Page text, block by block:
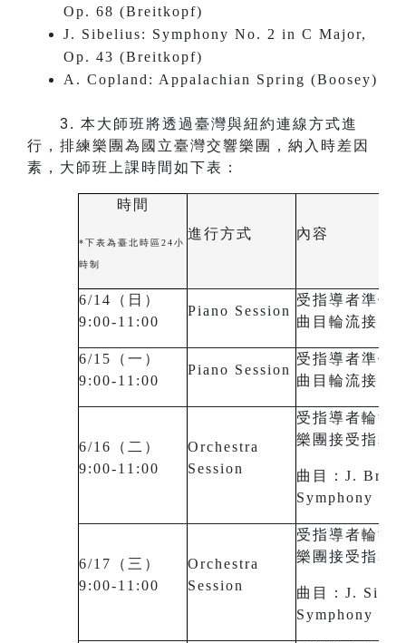
Op. 68 (Breitkopf)
J. Sibelius: Symphony No. 2 in C Major,
Op. 43 (Breitkopf)
A. Copland: Appalachian Spring (Boosey)
3. 本大師班將透過臺灣與紐約連線方式進
行，排練樂團為國立臺灣交響樂團，納入時差因
素，大師班上課時間如下表：
時間
*下表為臺北時區24小
時制
進行方式 內容
6/14（日）
9:00-11:00
Piano Session
受指導者準備
曲目輪流接受
6/15（一）
9:00-11:00
Piano Session
受指導者準備
曲目輪流接受
6/16（二）
9:00-11:00
Orchestra
Session
受指導者輪流
樂團接受指導
曲目：J.
Symphony
6/17（三）
9:00-11:00
Orchestra
Session
受指導者輪流
樂團接受指導
曲目：J.
Symphony